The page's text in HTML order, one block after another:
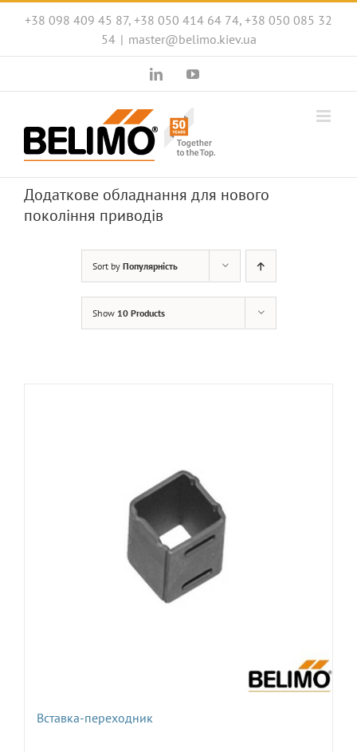
+38 098 409 45 87, +38 050 414 64 74, +38 050 085 32
54 | master@belimo.kiev.ua
LinkedInYouTube
Додаткове обладнання для нового
покоління приводів
Sort by Популярність
Show 10 Products
Вставка-переходник